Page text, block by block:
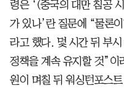
령은 ‘(중국의 대만 침공
가 있나’란 질문에 “물론
라고 했다. 몇 시간 뒤 부
정책을 계속 유지할 것”이
원이 며칠 뒤 워싱턴포스